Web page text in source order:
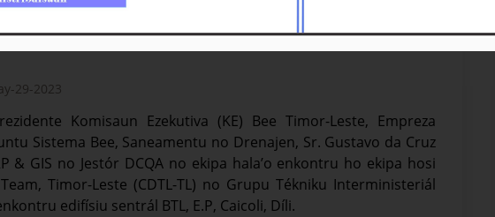
Prepara ba Negosiasaun ho Komunidade Afetada hosi Projetu
29-2023
Komisaun Ezekutiva (KE) Bee Timor-Leste, Empreza
Sistema Bee, Saneamentu no Drenajen, Sr. Gustavo da Cruz
& GIS no Jestór DCQA no ekipa hala’o enkontru ho ekipa hosi
Timor-Leste (CDTL-TL) no Grupu Tékniku Interministeriál
edifísiu sentrál BTL, E.P, Caicoli, Díli.